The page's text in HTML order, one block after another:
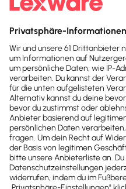
Kostenlos
Kontakt
Sind noch
Wir sind